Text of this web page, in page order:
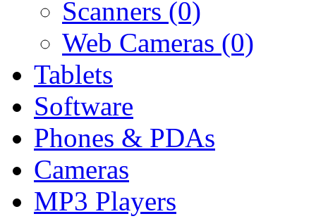
Scanners (0)
Web Cameras (0)
Tablets
Software
Phones & PDAs
Cameras
MP3 Players